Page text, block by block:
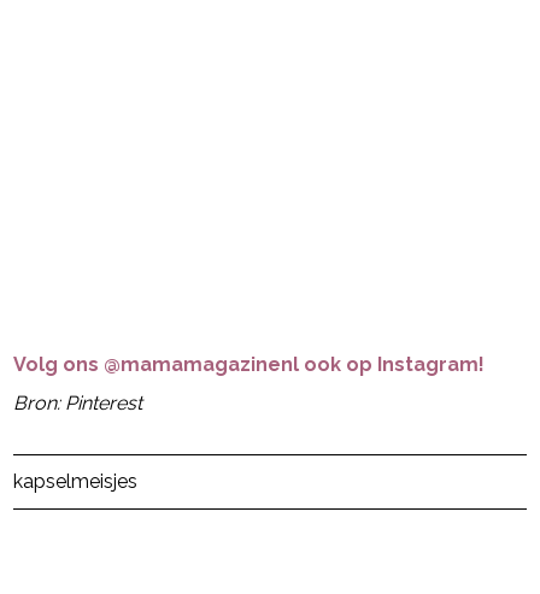
Volg ons @mamamagazinenl ook op Instagram!
Bron: Pinterest
kapselmeisjes